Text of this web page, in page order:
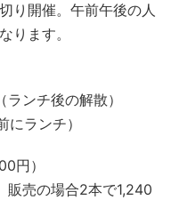
り開催。午前午後の人
ります。
ランチ後の解散）
にランチ）
円）
販売の場合2本で1,240